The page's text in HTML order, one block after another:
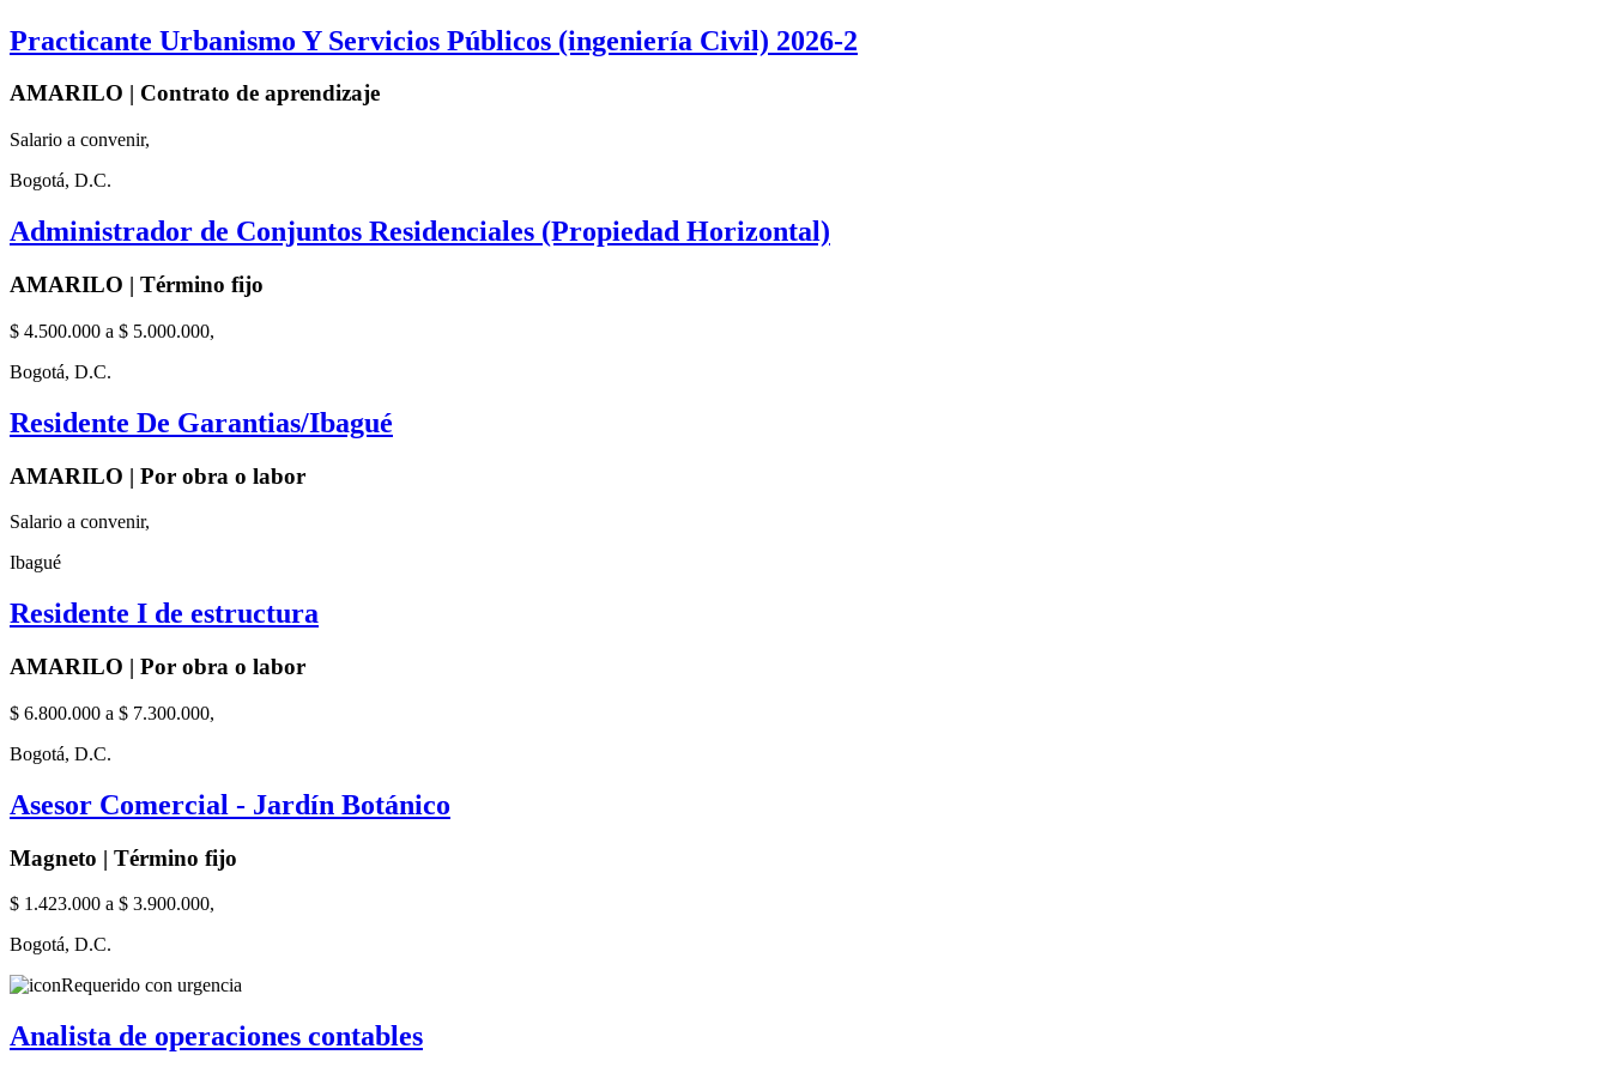
Practicante Urbanismo Y Servicios Públicos (ingeniería Civil) 2026-2
AMARILO | Contrato de aprendizaje
Salario a convenir,
Bogotá, D.C.
Administrador de Conjuntos Residenciales (Propiedad Horizontal)
AMARILO | Término fijo
$ 4.500.000 a $ 5.000.000,
Bogotá, D.C.
Residente De Garantias/Ibagué
AMARILO | Por obra o labor
Salario a convenir,
Ibagué
Residente I de estructura
AMARILO | Por obra o labor
$ 6.800.000 a $ 7.300.000,
Bogotá, D.C.
Asesor Comercial - Jardín Botánico
Magneto | Término fijo
$ 1.423.000 a $ 3.900.000,
Bogotá, D.C.
Requerido con urgencia
Analista de operaciones contables